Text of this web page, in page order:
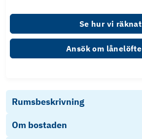
Se hur vi räknat
Ansök om lånelöfte
Rumsbeskrivning
Om bostaden